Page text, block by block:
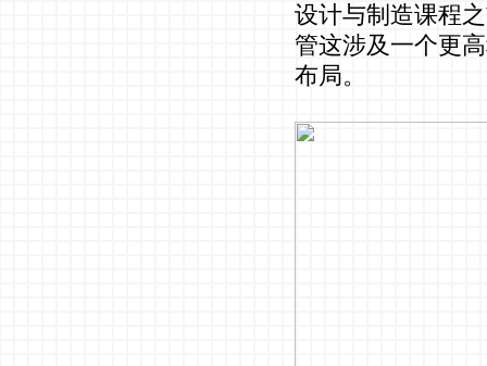
设计与制造课程
管这涉及一个更
布局。